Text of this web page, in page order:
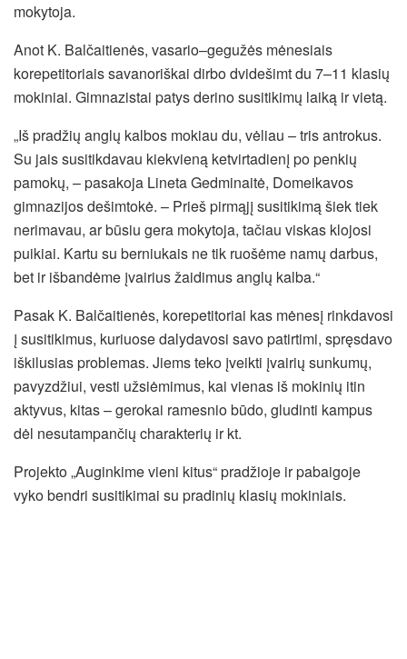
mokytoja.
Anot K. Balčaitienės, vasario–gegužės mėnesiais
korepetitoriais savanoriškai dirbo dvidešimt du 7–11 klasių
mokiniai. Gimnazistai patys derino susitikimų laiką ir vietą.
„Iš pradžių anglų kalbos mokiau du, vėliau – tris antrokus.
Su jais susitikdavau kiekvieną ketvirtadienį po penkių
pamokų, – pasakoja Lineta Gedminaitė, Domeikavos
gimnazijos dešimtokė. – Prieš pirmąjį susitikimą šiek tiek
nerimavau, ar būsiu gera mokytoja, tačiau viskas klojosi
puikiai. Kartu su berniukais ne tik ruošėme namų darbus,
bet ir išbandėme įvairius žaidimus anglų kalba.“
Pasak K. Balčaitienės, korepetitoriai kas mėnesį rinkdavosi
į susitikimus, kuriuose dalydavosi savo patirtimi, spręsdavo
iškilusias problemas. Jiems teko įveikti įvairių sunkumų,
pavyzdžiui, vesti užsiėmimus, kai vienas iš mokinių itin
aktyvus, kitas – gerokai ramesnio būdo, gludinti kampus
dėl nesutampančių charakterių ir kt.
Projekto „Auginkime vieni kitus“ pradžioje ir pabaigoje
vyko bendri susitikimai su pradinių klasių mokiniais.